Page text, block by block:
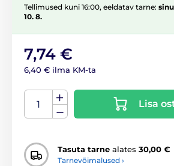
Tellimused kuni 16:00, eeldatav tarne:
10. 8.
7,74 €
6,40 € ilma KM-ta
Lisa
Tasuta tarne alates 30,00 €
Tarnevõimalused ›